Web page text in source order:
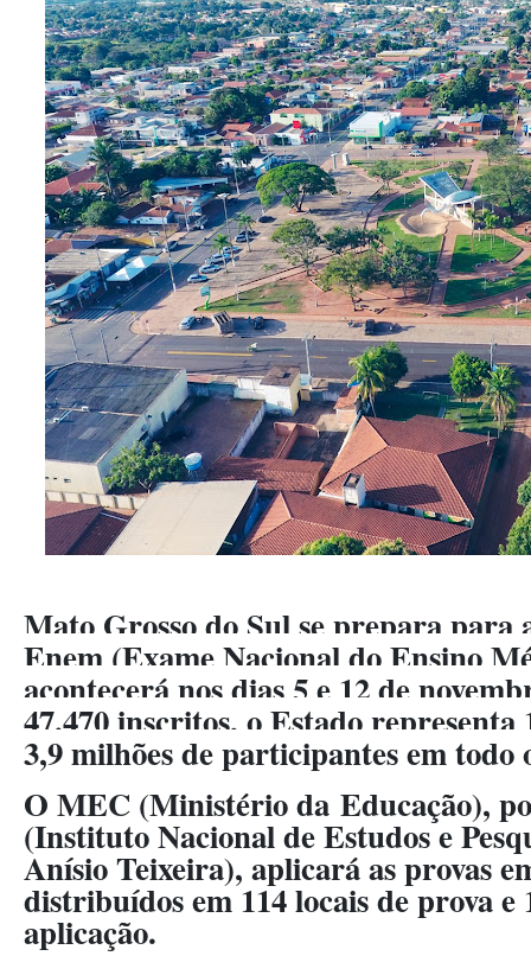
Mato Grosso do Sul se prepara para
Enem (Exame Nacional do Ensino
acontecerá nos dias 5 e 12 de
47.470 inscritos, o Estado representa
3,9 milhões de participantes em todo
O MEC (Ministério da Educação),
(Instituto Nacional de Estudos e
Anísio Teixeira), aplicará as provas
distribuídos em 114 locais de prova e
aplicação.